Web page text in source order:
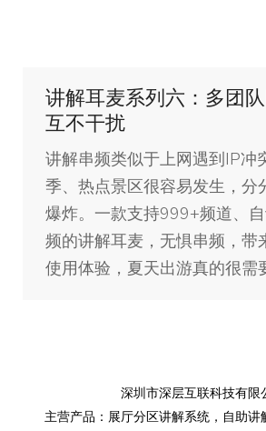
讲解耳麦系列六：多团
互不干扰
讲解串频类似于上网遇到IP冲
季、热点景区很容易发生，分
爆炸。一款支持999+频道、
频的讲解耳麦，无惧串频，带
使用体验，夏天出游真的很需
深圳市深层互联科技有限
主营产品： 展厅分区讲解系统 ， 自助讲